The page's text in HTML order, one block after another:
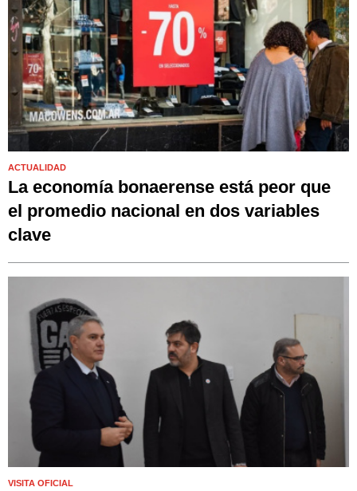
ACTUALIDAD
La economía bonaerense está peor que
el promedio nacional en dos variables
clave
VISITA OFICIAL